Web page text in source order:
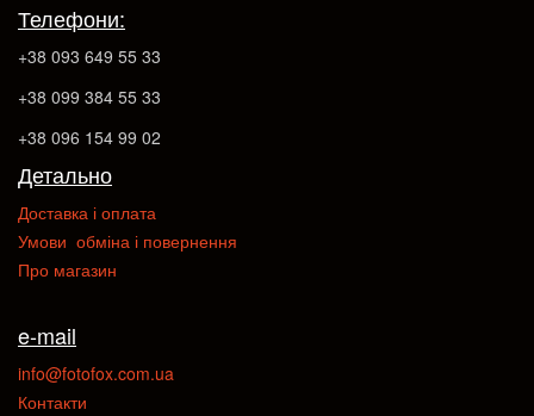
Телефони:
+38 093 649 55 33
+38 099 384 55 33
+38 096 154 99 02
Детально
Доставка і оплата
Умови обміна і повернення
Про магазин
e-mail
info@fotofox.com.ua
Контакти